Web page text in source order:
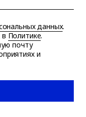
данных.
Политике.
почту
и